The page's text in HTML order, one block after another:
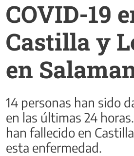
COVID-19
Castilla y
en
14 personas han sido
en las últimas 24
han fallecido en
esta enfermedad.